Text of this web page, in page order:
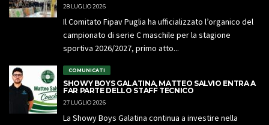
28 LUGLIO 2026
Il Comitato Fipav Puglia ha ufficializzato l’organico del
campionato di serie C maschile per la stagione
sportiva 2026/2027, primo atto...
COMUNICATI
SHOWY BOYS GALATINA, MATTEO SALVIO ENTRA A
FAR PARTE DELLO STAFF TECNICO
27 LUGLIO 2026
La Showy Boys Galatina continua a investire nella